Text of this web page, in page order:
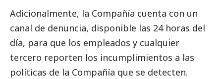
Adicionalmente, la Compañía cuenta con un
canal de denuncia, disponible las 24 horas del
día, para que los empleados y cualquier
tercero reporten los incumplimientos a las
políticas de la Compañía que se detecten.